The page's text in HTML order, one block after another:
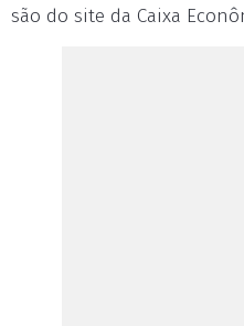
são do site da Caixa